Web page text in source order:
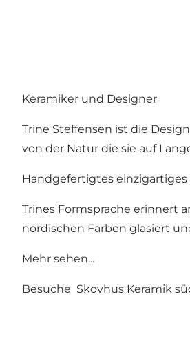
Keramiker und Designer
Trine Steffensen ist die
von der Natur die sie auf
Handgefertigtes einzigartiges
Trines Formsprache erinnert
nordischen Farben glasiert
Mehr sehen...
Besuche Skovhus Keramik